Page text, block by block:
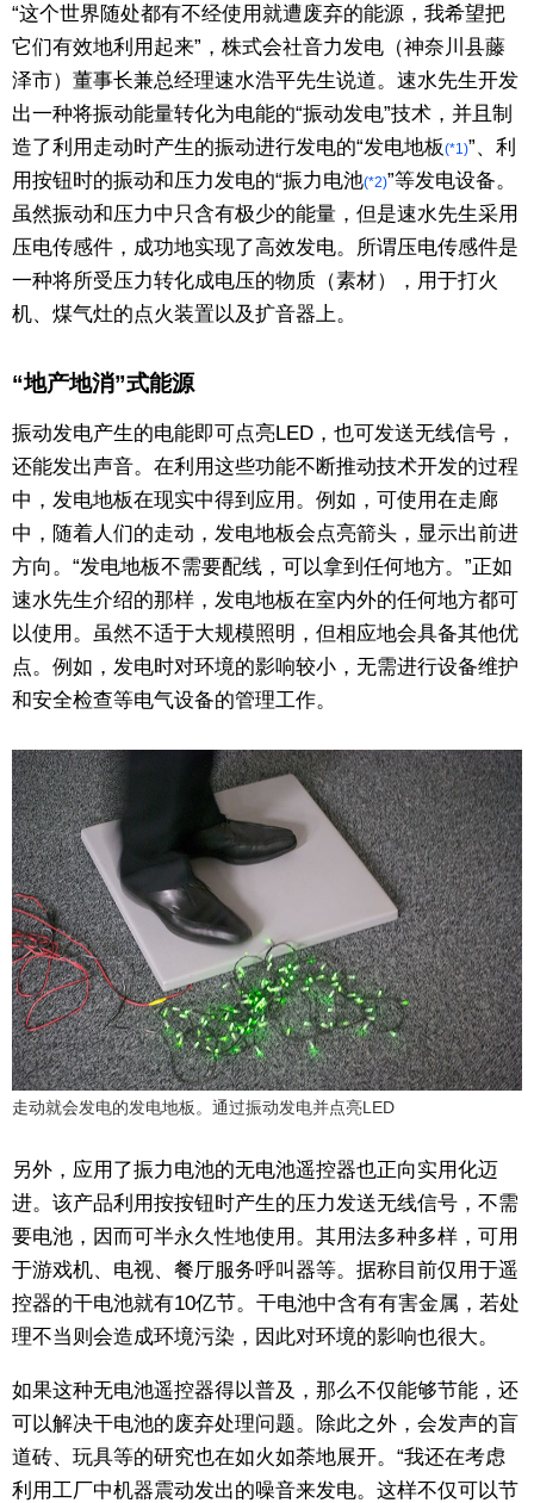
人物访谈
东京
编辑部通知
SNS
“这个世界随处都有不经使用就遭废弃的能源，我希望把
它们有效地利用起来”，株式会社音力发电（神奈川县藤
泽市）董事长兼总经理速水浩平先生说道。速水先生开发
出一种将振动能量转化为电能的“振动发电”技术，并且制
造了利用走动时产生的振动进行发电的“发电地板(*1)”、利
用按钮时的振动和压力发电的“振力电池(*2)”等发电设备。
虽然振动和压力中只含有极少的能量，但是速水先生采用
压电传感件，成功地实现了高效发电。所谓压电传感件是
一种将所受压力转化成电压的物质（素材），用于打火
机、煤气灶的点火装置以及扩音器上。
“地产地消”式能源
振动发电产生的电能即可点亮LED，也可发送无线信号，
还能发出声音。在利用这些功能不断推动技术开发的过程
中，发电地板在现实中得到应用。例如，可使用在走廊
中，随着人们的走动，发电地板会点亮箭头，显示出前进
方向。“发电地板不需要配线，可以拿到任何地方。”正如
速水先生介绍的那样，发电地板在室内外的任何地方都可
以使用。虽然不适于大规模照明，但相应地会具备其他优
点。例如，发电时对环境的影响较小，无需进行设备维护
和安全检查等电气设备的管理工作。
走动就会发电的发电地板。通过振动发电并点亮LED
另外，应用了振力电池的无电池遥控器也正向实用化迈
进。该产品利用按按钮时产生的压力发送无线信号，不需
要电池，因而可半永久性地使用。其用法多种多样，可用
于游戏机、电视、餐厅服务呼叫器等。据称目前仅用于遥
控器的干电池就有10亿节。干电池中含有有害金属，若处
理不当则会造成环境污染，因此对环境的影响也很大。
如果这种无电池遥控器得以普及，那么不仅能够节能，还
可以解决干电池的废弃处理问题。除此之外，会发声的盲
道砖、玩具等的研究也在如火如荼地展开。“我还在考虑
利用工厂中机器震动发出的噪音来发电。这样不仅可以节